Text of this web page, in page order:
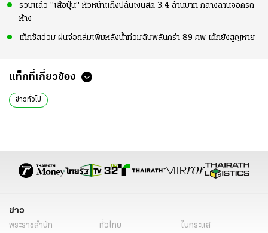
รวบแล้ว "เสือปุ่น" หัวหน้าแก๊งปล้นเงินสด 3.4 ล้านบาท กลางลานจอดรถ
ห้าง
เท็กซัสอ่วม ฝนจ่อถล่มเพิ่มหลังน้ำท่วมฉับพลันคร่า 89 ศพ เด็กยังสูญหาย
แท็กที่เกี่ยวข้อง
ข่าวทั่วไป
ข่าว
พระราชสำนัก ทั่วไทย
ในกระแส